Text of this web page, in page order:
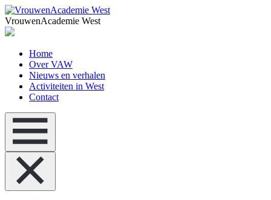
VrouwenAcademie West
Home
Over VAW
Nieuws en verhalen
Activiteiten in West
Contact